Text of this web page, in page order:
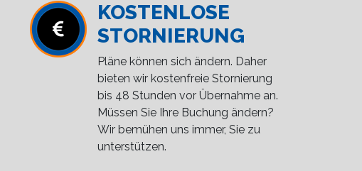
KOSTENLOSE
STORNIERUNG
Pläne können sich ändern. Daher
bieten wir kostenfreie Stornierung
bis 48 Stunden vor Übernahme an.
Müssen Sie Ihre Buchung ändern?
Wir bemühen uns immer, Sie zu
unterstützen.